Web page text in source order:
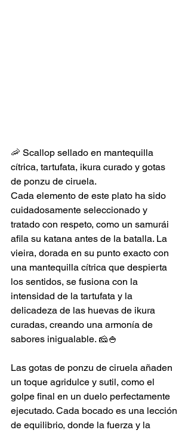
🦐 Scallop sellado en mantequilla
cítrica, tartufata, ikura curado y gotas
de ponzu de ciruela.
Cada elemento de este plato ha sido
cuidadosamente seleccionado y
tratado con respeto, como un samurái
afila su katana antes de la batalla. La
vieira, dorada en su punto exacto con
una mantequilla cítrica que despierta
los sentidos, se fusiona con la
intensidad de la tartufata y la
delicadeza de las huevas de ikura
curadas, creando una armonía de
sabores inigualable. 🧀🍚
Las gotas de ponzu de ciruela añaden
un toque agridulce y sutil, como el
golpe final en un duelo perfectamente
ejecutado. Cada bocado es una lección
de equilibrio, donde la fuerza y la